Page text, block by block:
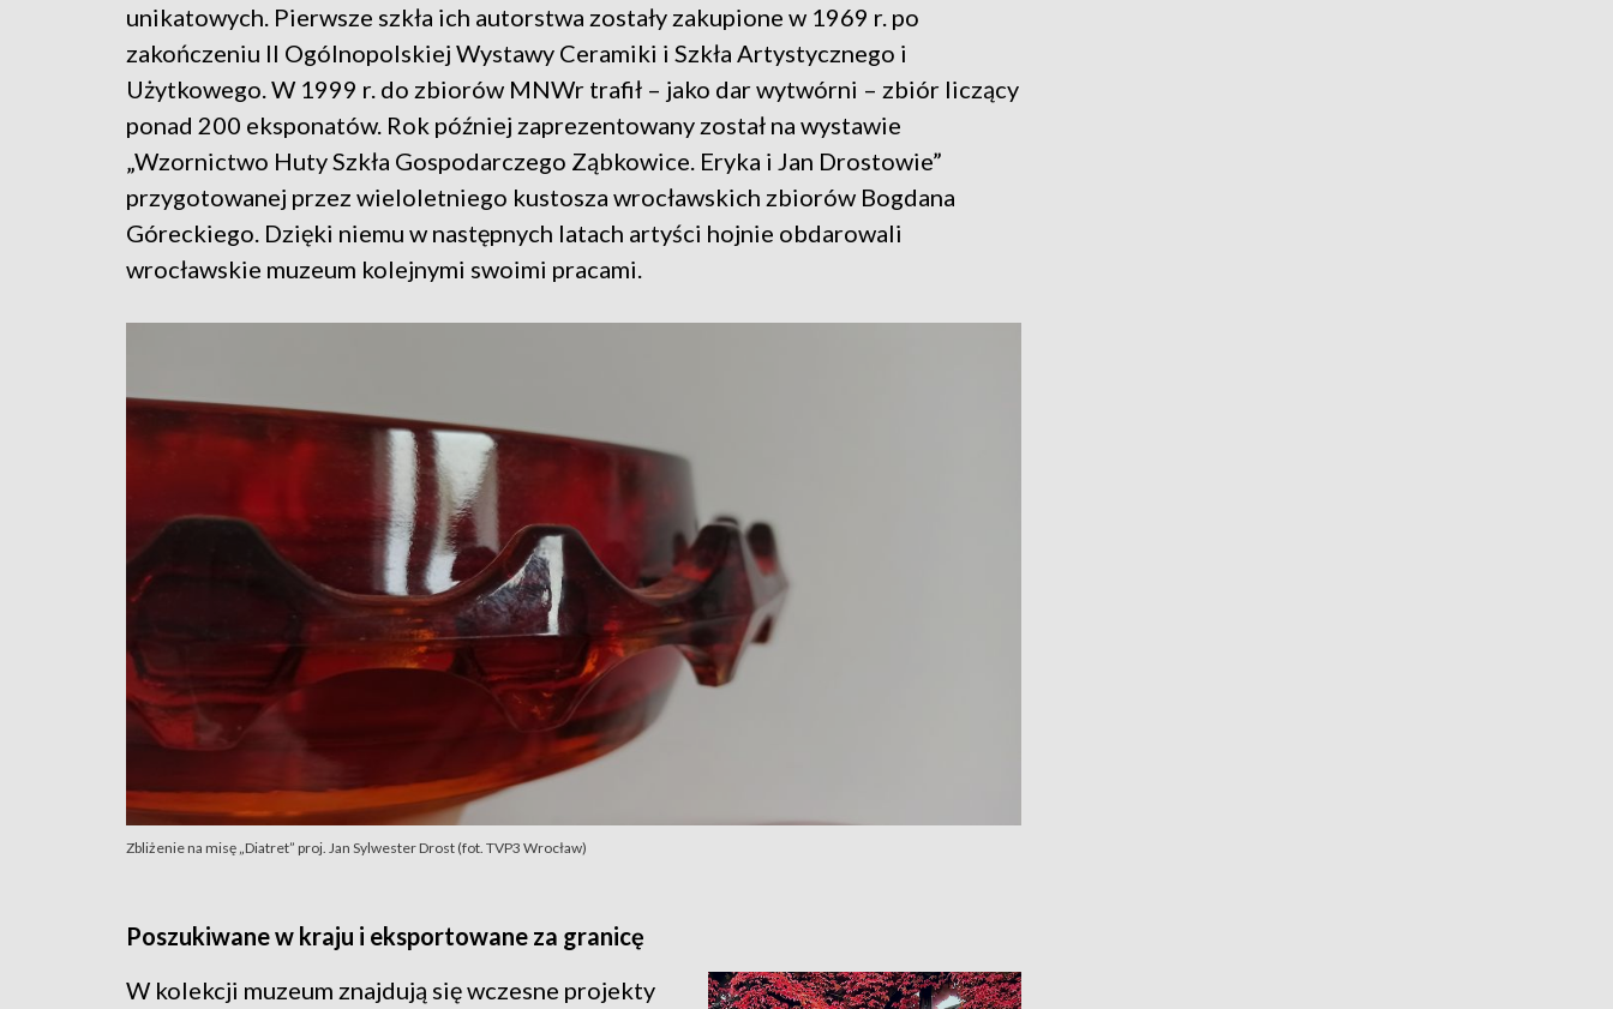
unikatowych. Pierwsze szkła ich autorstwa zostały zakupione w 1969 r. po
zakończeniu II Ogólnopolskiej Wystawy Ceramiki i Szkła Artystycznego i
Użytkowego. W 1999 r. do zbiorów MNWr trafił – jako dar wytwórni – zbiór liczący
ponad 200 eksponatów. Rok później zaprezentowany został na wystawie
„Wzornictwo Huty Szkła Gospodarczego Ząbkowice. Eryka i Jan Drostowie”
przygotowanej przez wieloletniego kustosza wrocławskich zbiorów Bogdana
Góreckiego. Dzięki niemu w następnych latach artyści hojnie obdarowali
wrocławskie muzeum kolejnymi swoimi pracami.
Zbliżenie na misę „Diatret” proj. Jan Sylwester Drost (fot. TVP3 Wrocław)
Poszukiwane w kraju i eksportowane za granicę
W kolekcji muzeum znajdują się wczesne projekty